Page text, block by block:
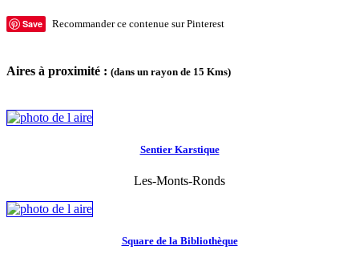
Save Recommander ce contenue sur Pinterest
Aires à proximité : (dans un rayon de 15 Kms)
Sentier Karstique
Les-Monts-Ronds
Square de la Bibliothèque